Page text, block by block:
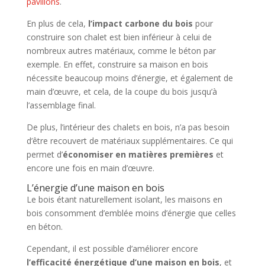
En plus de cela, l’impact carbone du bois pour
construire son chalet est bien inférieur à celui de
nombreux autres matériaux, comme le béton par
exemple. En effet, construire sa maison en bois
nécessite beaucoup moins d’énergie, et également de
main d’œuvre, et cela, de la coupe du bois jusqu’à
l’assemblage final.
De plus, l’intérieur des chalets en bois, n’a pas besoin
d’être recouvert de matériaux supplémentaires. Ce qui
permet d’économiser en matières premières et
encore une fois en main d’œuvre.
L’énergie d’une maison en bois
Le bois étant naturellement isolant, les maisons en
bois consomment d’emblée moins d’énergie que celles
en béton.
Cependant, il est possible d’améliorer encore
l’efficacité énergétique d’une maison en bois, et